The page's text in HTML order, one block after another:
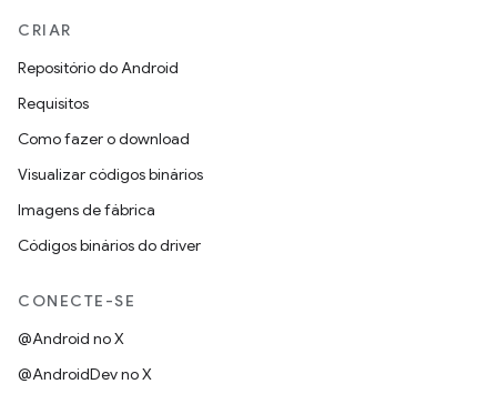
CRIAR
Repositório do Android
Requisitos
Como fazer o download
Visualizar códigos binários
Imagens de fábrica
Códigos binários do driver
CONECTE-SE
@Android no X
@AndroidDev no X